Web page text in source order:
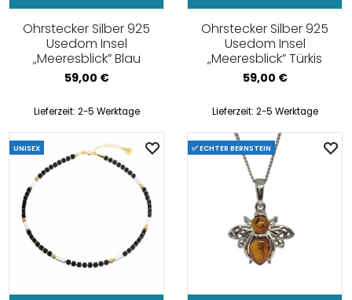
Ohrstecker Silber 925
Usedom Insel
„Meeresblick” Blau
59,00 €
Lieferzeit: 2-5 Werktage
Ohrstecker Silber 925
Usedom Insel
„Meeresblick” Türkis
59,00 €
Lieferzeit: 2-5 Werktage
UNISEX ✅ ECHTER BERNSTEIN